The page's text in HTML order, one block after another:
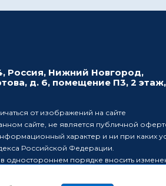
Россия, Нижний Новгород,
д. 6, помещение П3, 2
от изображений на сайте
сайте, не является публичной
характер и ни при
Российской Федерации.
в одностороннем порядке вносить